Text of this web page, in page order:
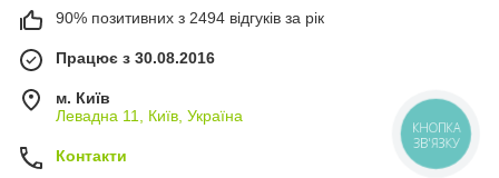
90% позитивних з 2494 відгуків за рік
Працює з 30.08.2016
м. Київ
Левадна 11, Київ, Україна
Контакти
КНОПКА
ЗВ'ЯЗКУ